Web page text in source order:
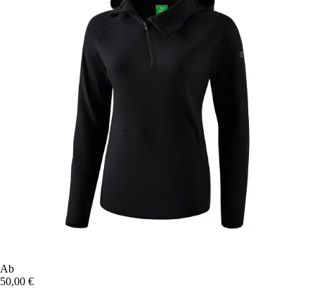
Ab
50,00 €